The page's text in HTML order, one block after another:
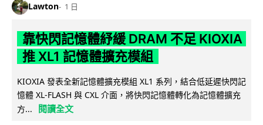
Lawton 1 日
靠快閃記憶體紓緩 DRAM 不足 KIOXIA
推 XL1 記憶體擴充模組
KIOXIA 發表全新記憶體擴充模組 XL1 系列，結合低延遲快閃記
憶體 XL-FLASH 與 CXL 介面，將快閃記憶體轉化為記憶體擴充
方...
閱讀全文